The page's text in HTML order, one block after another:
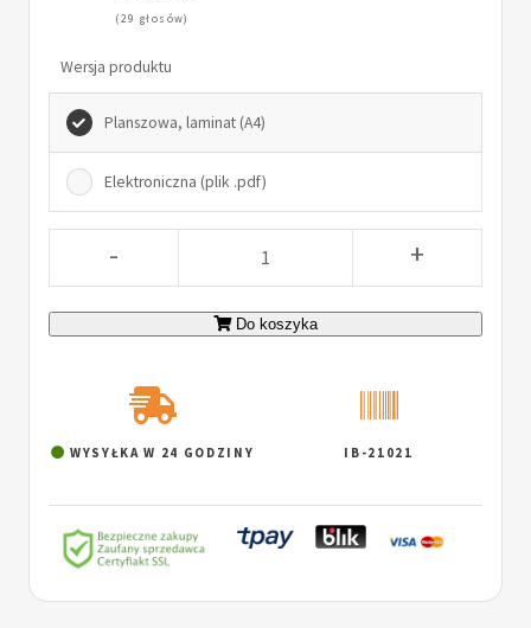
(29 głosów)
Wersja produktu
Planszowa, laminat (A4)
Elektroniczna (plik .pdf)
- +
Do koszyka
WYSYŁKA W 24 GODZINY IB-21021